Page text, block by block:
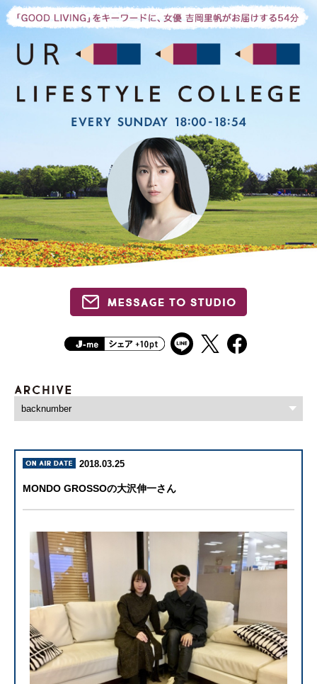
2018.03.25
MONDO GROSSOの大沢伸一さん